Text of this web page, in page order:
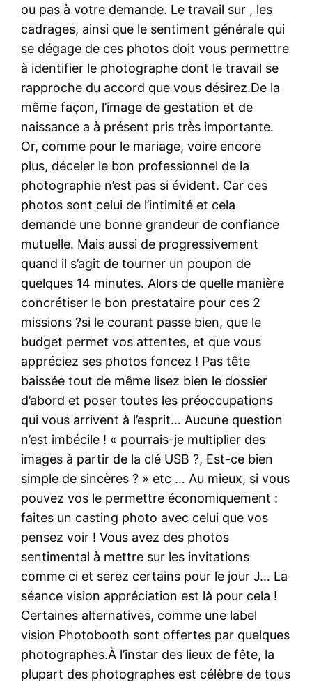
ou pas à votre demande. Le travail sur , les
cadrages, ainsi que le sentiment générale qui
se dégage de ces photos doit vous permettre
à identifier le photographe dont le travail se
rapproche du accord que vous désirez.De la
même façon, l’image de gestation et de
naissance a à présent pris très importante.
Or, comme pour le mariage, voire encore
plus, déceler le bon professionnel de la
photographie n’est pas si évident. Car ces
photos sont celui de l’intimité et cela
demande une bonne grandeur de confiance
mutuelle. Mais aussi de progressivement
quand il s’agit de tourner un poupon de
quelques 14 minutes. Alors de quelle manière
concrétiser le bon prestataire pour ces 2
missions ?si le courant passe bien, que le
budget permet vos attentes, et que vous
appréciez ses photos foncez ! Pas tête
baissée tout de même lisez bien le dossier
d’abord et poser toutes les préoccupations
qui vous arrivent à l’esprit… Aucune question
n’est imbécile ! « pourrais-je multiplier des
images à partir de la clé USB ?, Est-ce bien
simple de sincères ? » etc … Au mieux, si vous
pouvez vos le permettre économiquement :
faites un casting photo avec celui que vos
pensez voir ! Vous avez des photos
sentimental à mettre sur les invitations
comme ci et serez certains pour le jour J… La
séance vision appréciation est là pour cela !
Certaines alternatives, comme une label
vision Photobooth sont offertes par quelques
photographes.À l’instar des lieux de fête, la
plupart des photographes est célèbre de tous